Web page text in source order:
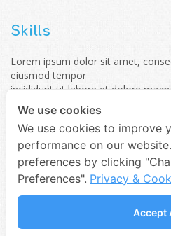
Skills
Lorem ipsum dolor sit amet,
eiusmod tempor
incididunt ut labore et dolore
Vocal
Compose
Teaching
We use cookies
We use cookies to improve
performance on our
preferences by clicking
Preferences". Privacy &
Accept